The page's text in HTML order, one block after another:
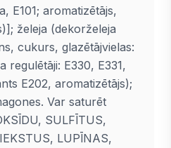
E101; aromatizētājs,
želeja (dekorželeja
cukurs, glazētājvielas:
regulētāji: E330, E331,
E202, aromatizētājs);
Var saturēt
SULFĪTUS,
LUPĪNAS,